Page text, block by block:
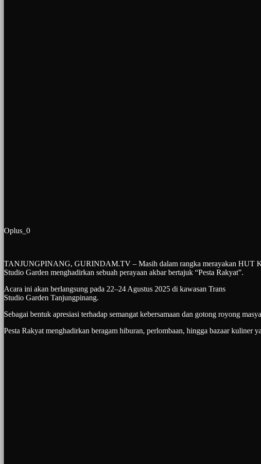
Oplus_0
TANJUNGPINANG, GURINDAM.TV – Masih dalam rangka merayakan HUT
Studio Garden menghadirkan sebuah perayaan akbar bertajuk “Pesta Rakyat”.
Acara ini akan berlangsung pada 22–24 Agustus 2025 di kawasan Trans
Studio Garden Tanjungpinang.
Sebagai bentuk apresiasi terhadap semangat kebersamaan dan gotong royong
Pesta Rakyat menghadirkan beragam hiburan, perlombaan, hingga bazaar kuliner